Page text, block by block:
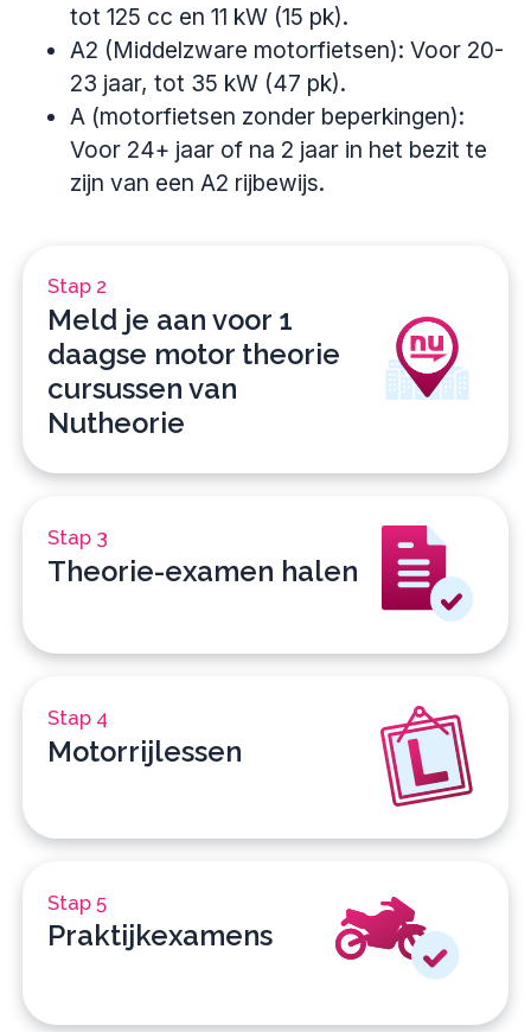
Stap 2
Meld je aan voor 1
daagse motor theorie
cursussen van
Nutheorie
Stap 3
Theorie-examen halen
Stap 4
Motorrijlessen
Stap 5
Praktijkexamens
tot 125 cc en 11 kW (15 pk).
A2 (Middelzware motorfietsen): Voor 20-
23 jaar, tot 35 kW (47 pk).
A (motorfietsen zonder beperkingen):
Voor 24+ jaar of na 2 jaar in het bezit te
zijn van een A2 rijbewijs.